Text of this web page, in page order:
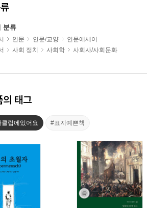
분류
인문 인문/교양
인문에세이
사회 정치 사회학 사회사/사회문화
의 태그
럽에있어요 #표지예쁜책